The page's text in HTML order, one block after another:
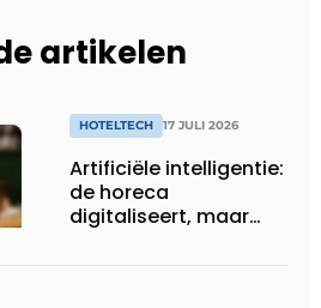
artikelen
HOTELTECH 17 JULI 2026
Artificiële intelligentie:
de horeca
digitaliseert, maar